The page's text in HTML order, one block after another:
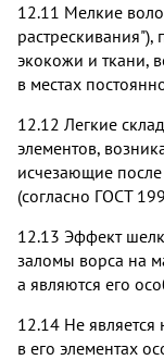
12.11 Мелкие
растрескивания"),
экокожи и ткани,
в местах
12.12 Легкие
элементов,
исчезающие
(согласно ГОСТ
12.13 Эффект
заломы ворса на
а являются его
12.14 Не является
в его элементах